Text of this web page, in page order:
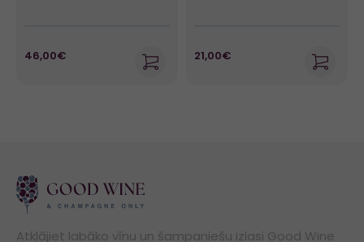
46,00€ 21,00€
Atklājiet labāko vīnu un šampaniešu izlasi Good Wine